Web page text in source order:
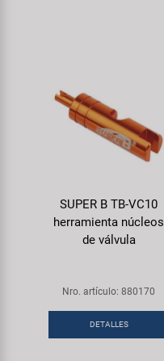
SUPER B TB-VC10
herramienta núcleos
de válvula
Nro. artículo: 880170
DETALLES